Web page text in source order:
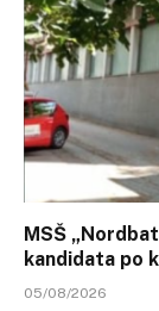
MSŠ
kandidata po
05/08/2026